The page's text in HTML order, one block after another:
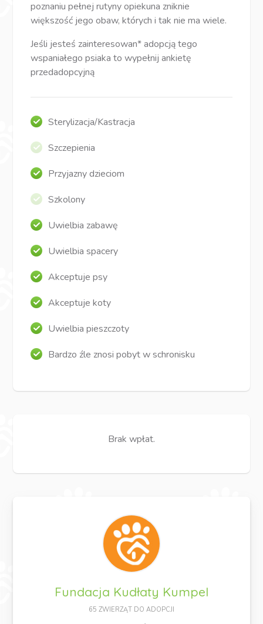
poznaniu pełnej rutyny opiekuna zniknie
większość jego obaw, których i tak nie ma wiele.
Jeśli jesteś zainteresowan* adopcją tego
wspaniałego psiaka to wypełnij ankietę
przedadopcyjną
Sterylizacja/Kastracja
Szczepienia
Przyjazny dzieciom
Szkolony
Uwielbia zabawę
Uwielbia spacery
Akceptuje psy
Akceptuje koty
Uwielbia pieszczoty
Bardzo źle znosi pobyt w schronisku
Brak wpłat.
Fundacja Kudłaty Kumpel
65 ZWIERZĄT DO ADOPCJI